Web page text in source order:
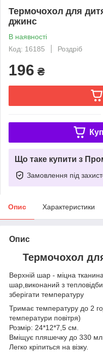
Термочохол для
джинс
В наявності
Код: 16185
Роздріб
196 ₴
Що таке купити з
Замовлення під
Опис Характеристики
Опис
Термочохол
Верхній шар - міцна
шар,виконаний з
зберігати температуру
Тримає температуру до 2
температури повітря)
Розмір: 24*12*7,5 см.
Вміщує пляшечку до 330
Легко кріпиться на візку.